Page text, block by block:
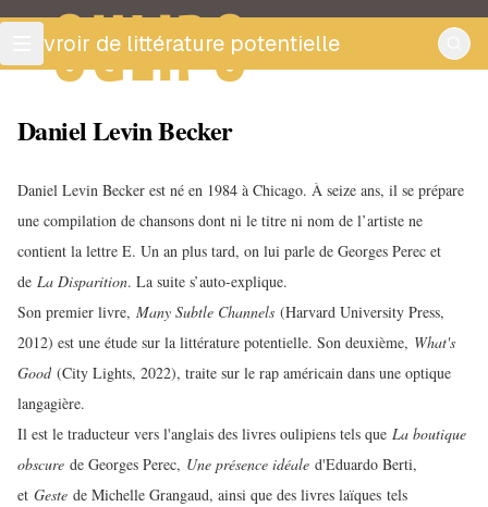
OULIPO
ouvroir de littérature potentielle
Daniel Levin Becker
Daniel Levin Becker est né en 1984 à Chicago. À seize ans, il se prépare
une compilation de chansons dont ni le titre ni nom de l’artiste ne
contient la lettre E. Un an plus tard, on lui parle de Georges Perec et
de La Disparition. La suite s’auto-explique.
Son premier livre, Many Subtle Channels (Harvard University Press,
2012) est une étude sur la littérature potentielle. Son deuxième, What's
Good (City Lights, 2022), traite sur le rap américain dans une optique
langagière.
Il est le traducteur vers l'anglais des livres oulipiens tels que La boutique
obscure de Georges Perec, Une présence idéale d'Eduardo Berti,
et Geste de Michelle Grangaud, ainsi que des livres laïques tels